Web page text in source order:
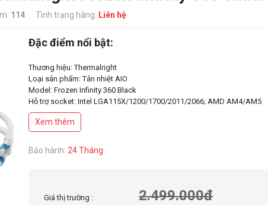
114 Tình trạng hàng: Liên hệ
Đặc điểm nổi bật:
Thương hiệu: Thermalright
Loại sản phẩm: Tản nhiệt AIO
Model: Frozen Infinity 360 Black
Hỗ trợ socket: Intel LGA115X/1200/1700/2011/2066; AMD AM4/AM5
Tốc độ bơm: 2000 RPM±10% (MAX)
Độ ồn: 28.2 dBA (MAX)
Xem thêm
Bảo hành: 24 Tháng
Giá thị trường : 2.499.000đ